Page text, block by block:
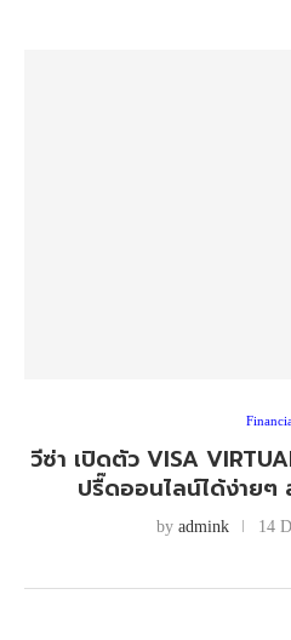
วีซ่า เปิดตัว VISA
ปรื๊ดออนไลน์ได้ง่ายๆ
by admink 14